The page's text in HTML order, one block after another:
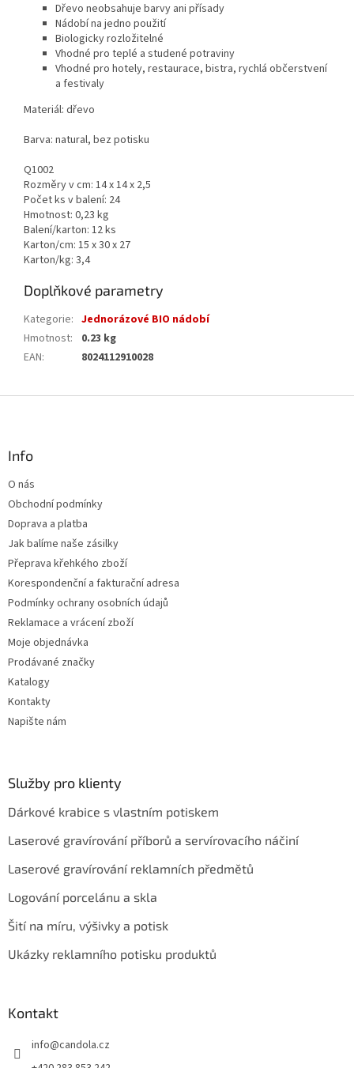
Dřevo neobsahuje barvy ani přísady
Nádobí na jedno použití
Biologicky rozložitelné
Vhodné pro teplé a studené potraviny
Vhodné pro hotely, restaurace, bistra, rychlá občerstvení
a festivaly
Materiál: dřevo
Barva: natural, bez potisku
Q1002
Rozměry v cm: 14 x 14 x 2,5
Počet ks v balení: 24
Hmotnost: 0,23 kg
Balení/karton: 12 ks
Karton/cm: 15 x 30 x 27
Karton/kg: 3,4
Doplňkové parametry
Kategorie: Jednorázové BIO nádobí
Hmotnost:
0.23 kg
EAN: 8024112910028
Info
O nás
Obchodní podmínky
Doprava a platba
Jak balíme naše zásilky
Přeprava křehkého zboží
Korespondenční a fakturační adresa
Podmínky ochrany osobních údajů
Reklamace a vrácení zboží
Moje objednávka
Prodávané značky
Katalogy
Kontakty
Napište nám
Služby pro klienty
Dárkové krabice s vlastním potiskem
Laserové gravírování příborů a servírovacího náčiní
Laserové gravírování reklamních předmětů
Logování porcelánu a skla
Šití na míru, výšivky a potisk
Ukázky reklamního potisku produktů
Kontakt
info@candola.cz